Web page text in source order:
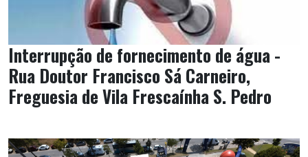
Interrupção de fornecimento de água -
Rua Doutor Francisco Sá Carneiro,
Freguesia de Vila Frescaínha S. Pedro